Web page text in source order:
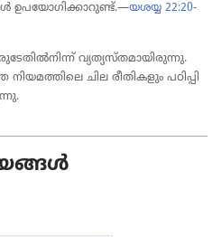
ഉപയോ​ഗി​ക്കാ​റുണ്ട്‌.—യശയ്യ 22:20-
വ്യത്യ​സ്‌ത​മാ​യി​രു​ന്നു.
ചില രീതി​ക​ളും പഠിപ്പി​